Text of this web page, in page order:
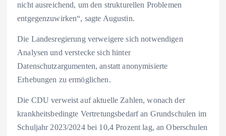
nicht ausreichend, um den strukturellen Problemen
entgegenzuwirken“, sagte Augustin.
Die Landesregierung verweigere sich notwendigen
Analysen und verstecke sich hinter
Datenschutzargumenten, anstatt anonymisierte
Erhebungen zu ermöglichen.
Die CDU verweist auf aktuelle Zahlen, wonach der
krankheitsbedingte Vertretungsbedarf an Grundschulen im
Schuljahr 2023/2024 bei 10,4 Prozent lag, an Oberschulen